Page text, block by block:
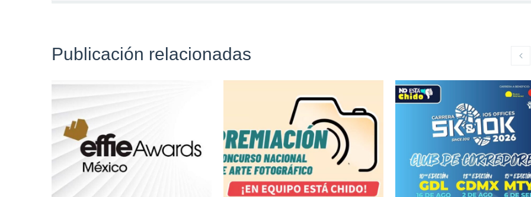
Publicación relacionadas